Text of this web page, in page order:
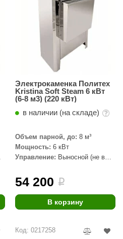
Электрокаменка Политех
Kristina Soft Steam 6 кВт
(6-8 м3) (220 кВт)
в наличии (на складе)
Объем парной, до: 8 м³
Мощность: 6 кВт
Управление: Выносной (не в
54 200 i
В корзину
Код: 0217258